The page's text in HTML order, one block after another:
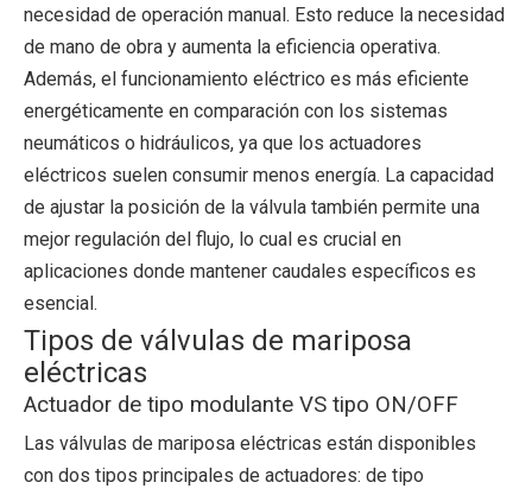
necesidad de operación manual. Esto reduce la necesidad
de mano de obra y aumenta la eficiencia operativa.
Además, el funcionamiento eléctrico es más eficiente
energéticamente en comparación con los sistemas
neumáticos o hidráulicos, ya que los actuadores
eléctricos suelen consumir menos energía. La capacidad
de ajustar la posición de la válvula también permite una
mejor regulación del flujo, lo cual es crucial en
aplicaciones donde mantener caudales específicos es
esencial.
Tipos de válvulas de mariposa
eléctricas
Actuador de tipo modulante VS tipo ON/OFF
Las válvulas de mariposa eléctricas están disponibles
con dos tipos principales de actuadores: de tipo